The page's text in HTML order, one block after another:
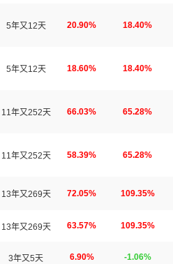
5年又12天 20.90% 18.40%
5年又12天 18.60% 18.40%
11年又252天 66.03% 65.28%
11年又252天 58.39% 65.28%
13年又269天 72.05% 109.35%
13年又269天 63.57% 109.35%
3年又5天 6.90% -1.06%